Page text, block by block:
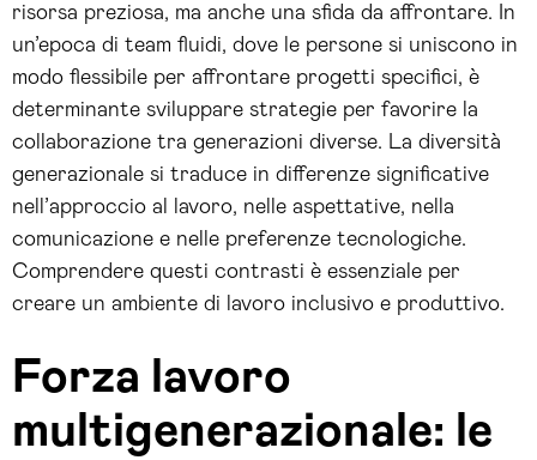
risorsa preziosa, ma anche una sfida da affrontare. In
un’epoca di team fluidi, dove le persone si uniscono in
modo flessibile per affrontare progetti specifici, è
determinante sviluppare strategie per favorire la
collaborazione tra generazioni diverse. La diversità
generazionale si traduce in differenze significative
nell’approccio al lavoro, nelle aspettative, nella
comunicazione e nelle preferenze tecnologiche.
Comprendere questi contrasti è essenziale per
creare un ambiente di lavoro inclusivo e produttivo.
Forza lavoro
multigenerazionale: le